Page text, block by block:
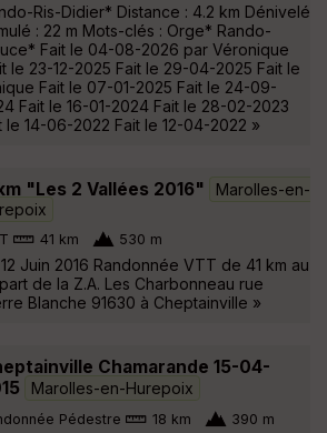
Ris-Didier* Distance : 4.2 km Dénivelé
: 22 m Mots-clés : Orge* Rando-
Fait le 04-08-2026 par Véronique
le 23-12-2025 Fait le 29-04-2025 Fait le
Fait le 07-01-2025 Fait le 24-09-
Fait le 16-01-2024 Fait le 28-02-2023
le 14-06-2022 Fait le 12-04-2022 »
"Les 2 Vallées 2016"
Marolles-en-
41 km 530 m
Juin 2016 Randonnée VTT de 41 km au
de la Z.A. Les Charbonneau rue
Blanche 91630 à Cheptainville »
Chamarande 15-04-
Marolles-en-Hurepoix
Pédestre 18 km 390 m